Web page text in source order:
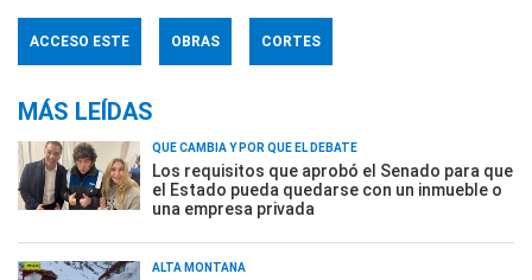
ACCESO ESTE OBRAS CORTES
MÁS LEÍDAS
QUÉ CAMBIA Y POR QUÉ EL DEBATE
Los requisitos que aprobó el Senado para que
el Estado pueda quedarse con un inmueble o
una empresa privada
ALTA MONTAÑA